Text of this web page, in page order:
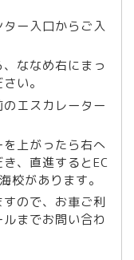
ー入口からご入
ななめ右にまっ
い。
エスカレーター
上がったら右へ
、直進するとEC
校があります。
ので、お車ご利
までお問い合わ